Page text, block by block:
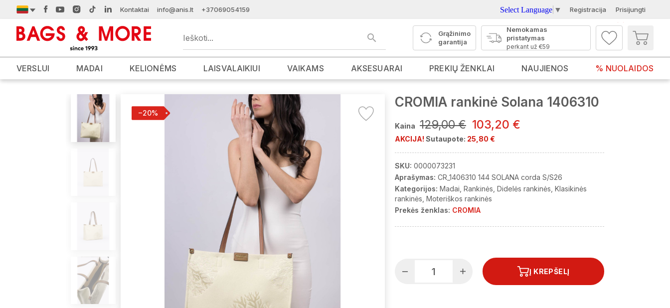
Kontaktai info@anis.lt +37069054159 Select Language ▼ Registracija Prisijungti
Grąžinimo
garantija
Nemokamas
pristatymas
perkant už €59
VERSLUI MADAI KELIONĖMS LAISVALAIKIUI VAIKAMS AKSESUARAI PREKIŲ ŽENKLAI NAUJIENOS % NUOLAIDOS
−20%
CROMIA rankinė Solana 1406310
Kaina 129,00 € 103,20 €
AKCIJA! Sutaupote: 25,80 €
SKU: 0000073231
Aprašymas: CR_1406310 144 SOLANA corda S/S26
Kategorijos: Madai Rankinės Didelės rankinės Klasikinės
rankinės Moteriškos rankinės
Prekės ženklas: CROMIA
Į KREPŠELĮ